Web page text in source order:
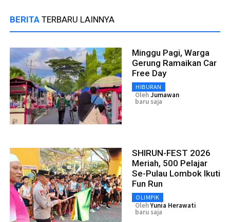
BERITA TERBARU LAINNYA
Minggu Pagi, Warga
Gerung Ramaikan Car
Free Day
HIBURAN
OlehJumawan
baru saja
SHIRUN-FEST 2026
Meriah, 500 Pelajar
Se-Pulau Lombok Ikuti
Fun Run
OLIMPIK
OlehYunia Herawati
baru saja